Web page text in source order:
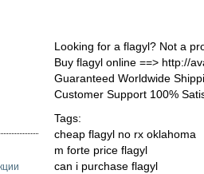
Looking for a flagyl? Not a
Buy flagyl online ==> http://
Guaranteed Worldwide
Customer Support 100%
Tags:
cheap flagyl no rx oklahoma
m forte price flagyl
can i purchase flagyl